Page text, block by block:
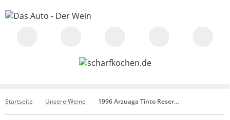
Startseite Unsere Weine 1996 Arzuaga Tinto Reserva